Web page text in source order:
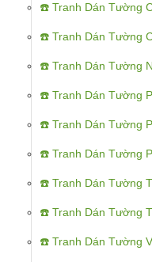
☎️ Tranh Dán Tường
☎️ Tranh Dán Tường
☎️ Tranh Dán Tường
☎️ Tranh Dán Tường
☎️ Tranh Dán Tường
☎️ Tranh Dán Tường
☎️ Tranh Dán Tường
☎️ Tranh Dán Tường
☎️ Tranh Dán Tường